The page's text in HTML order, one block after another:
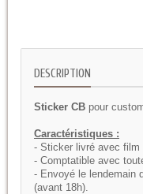
DESCRIPTION
Sticker CB pour
Caractéristiques :
- Sticker livré avec film
- Comptatible avec
- Envoyé le lendemain
(avant 18h).